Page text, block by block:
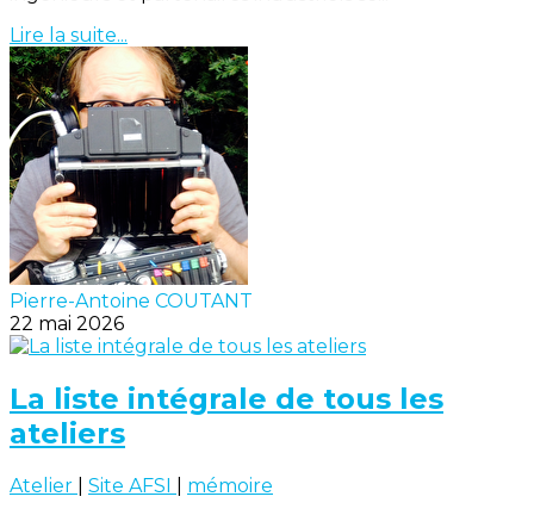
Lire la suite...
Pierre-Antoine COUTANT
22 mai 2026
La liste intégrale de tous les
ateliers
Atelier Site AFSI mémoire